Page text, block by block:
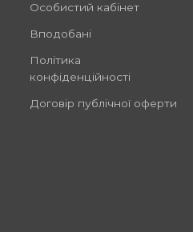
Особистий кабінет
Вподобані
Політика
конфіденційності
Договір публічної оферти